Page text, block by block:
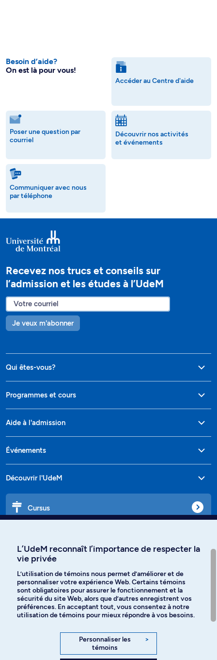
Besoin d’aide?
On est là pour vous!
Accéder au Centre d'aide
Poser une question par
courriel
Découvrir nos activités
et événements
Communiquer avec nous
par téléphone
Recevez nos trucs et conseils sur
l’admission et les études à l’UdeM
Je veux m'abonner
Qui êtes-vous?
Programmes et cours
Aide à l'admission
Événements
Découvrir l'UdeM
Cursus
Langues
Facebook Instagram
YouTube
L’UdeM reconnaît l’importance de respecter la
vie privée
L’utilisation de témoins nous permet d’améliorer et de
personnaliser votre expérience Web. Certains témoins
sont obligatoires pour assurer le fonctionnement et la
sécurité du site Web, alors que d’autres enregistrent vos
préférences. En acceptant tout, vous consentez à notre
utilisation de témoins pour mieux répondre à vos besoins.
Personnaliser les
témoins
>